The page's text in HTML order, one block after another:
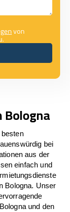
von
Bologna
bei
aus der
einfach und
Bologna. Unser
und den